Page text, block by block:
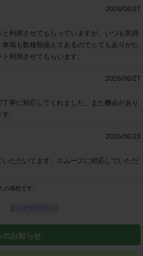
2026/06/27
と利用させてもらっていますが、いつも気持
両も数種類揃えてあるのでとてもありがた
利用させてもらいます。
2026/06/27
寧に対応してくれました。また機会があり
。
2026/06/23
ただいてます。スムーズに対応していただ
感想です。
1 2345678910
のお知らせ